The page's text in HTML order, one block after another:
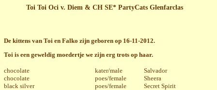
Toi Toi Oci v. Diem & CH SE* PartyCats Glenfarclas
De kittens van Toi en Falko zijn geboren op 16-11-2012.
Toi is een geweldig moedertje we zijn erg trots op haar.
chocolate
chocolate
black silver
kater/male
poes/female
poes/female
Salvador
Sheera
Secret Spirit